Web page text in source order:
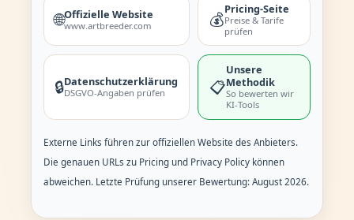
🌐Offizielle Website
www.artbreeder.com 💰
Pricing-Seite
Preise & Tarife
prüfen
🔒Datenschutzerklärung
DSGVO-Angaben prüfen 📋
Unsere
Methodik
So bewerten wir
KI-Tools
Externe Links führen zur offiziellen Website des Anbieters.
Die genauen URLs zu Pricing und Privacy Policy können
abweichen. Letzte Prüfung unserer Bewertung: August 2026.